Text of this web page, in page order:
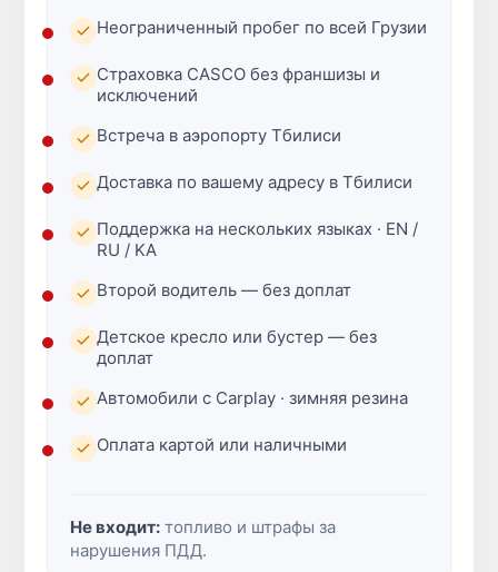
Неограниченный пробег по всей Грузии
Страховка CASCO без франшизы и
исключений
Встреча в аэропорту Тбилиси
Доставка по вашему адресу в Тбилиси
Поддержка на нескольких языках · EN /
RU / KA
Второй водитель — без доплат
Детское кресло или бустер — без
доплат
Автомобили с Carplay · зимняя резина
Оплата картой или наличными
Не входит: топливо и штрафы за
нарушения ПДД.